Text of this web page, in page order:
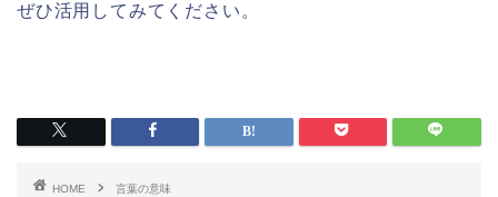
ぜひ活用してみてください。
HOME
言葉の意味